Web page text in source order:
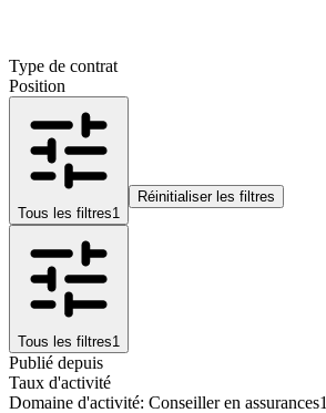
Type de contrat
Position
Tous les filtres1
Réinitialiser les filtres
Tous les filtres1
Publié depuis
Taux d'activité
Domaine d'activité: Conseiller en assurances1